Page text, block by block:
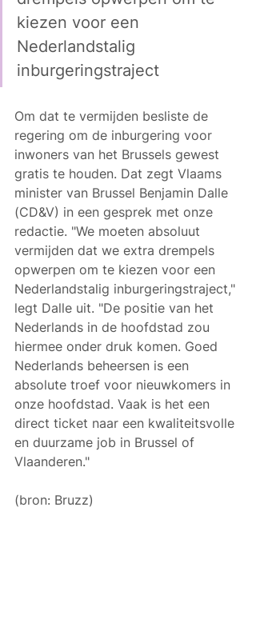
kiezen voor een
Nederlandstalig
inburgeringstraject
Om dat te vermijden besliste de
regering om de inburgering voor
inwoners van het Brussels gewest
gratis te houden. Dat zegt Vlaams
minister van Brussel Benjamin Dalle
(CD&V) in een gesprek met onze
redactie. "We moeten absoluut
vermijden dat we extra drempels
opwerpen om te kiezen voor een
Nederlandstalig inburgeringstraject,"
legt Dalle uit. "De positie van het
Nederlands in de hoofdstad zou
hiermee onder druk komen. Goed
Nederlands beheersen is een
absolute troef voor nieuwkomers in
onze hoofdstad. Vaak is het een
direct ticket naar een kwaliteitsvolle
en duurzame job in Brussel of
Vlaanderen."
(bron: Bruzz)